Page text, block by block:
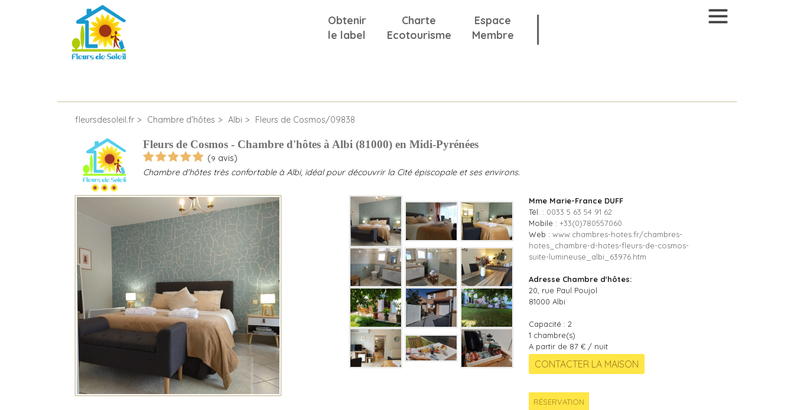
Obtenir
le label
Charte
Ecotourisme
Espace
Membre
fleursdesoleil.fr Chambre d'hôtes Albi Fleurs de Cosmos/09838
Fleurs de Cosmos - Chambre d'hôtes à Albi (81000) en Midi-Pyrénées
(9 avis)
Chambre d'hôtes très confortable à Albi, idéal pour découvrir la Cité épiscopale et ses environs.
Mme Marie-France DUFF
Tél. : 0033 5 63 54 91 62
Mobile : +33(0)780557060
Web : www.chambres-hotes.fr/chambres-
hotes_chambre-d-hotes-fleurs-de-cosmos-
suite-lumineuse_albi_63976.htm
Adresse Chambre d'hôtes:
20, rue Paul Poujol
81000 Albi
Capacité : 2
1 chambre(s)
A partir de 87 € / nuit
RÉSERVATION